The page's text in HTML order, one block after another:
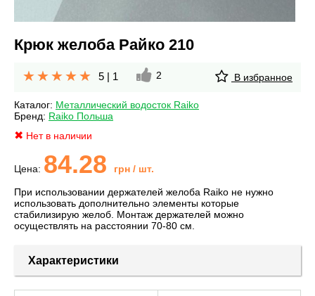
Крюк желоба Райко 210
5 | 1 2 В избранное
Каталог: Металлический водосток Raiko
Бренд: Raiko Польша
Нет в наличии
Цена: 84.28 грн / шт.
При использовании держателей желоба Raiko не нужно
использовать дополнительно элементы которые
стабилизирую желоб. Монтаж держателей можно
осуществлять на расстоянии 70-80 см.
Характеристики